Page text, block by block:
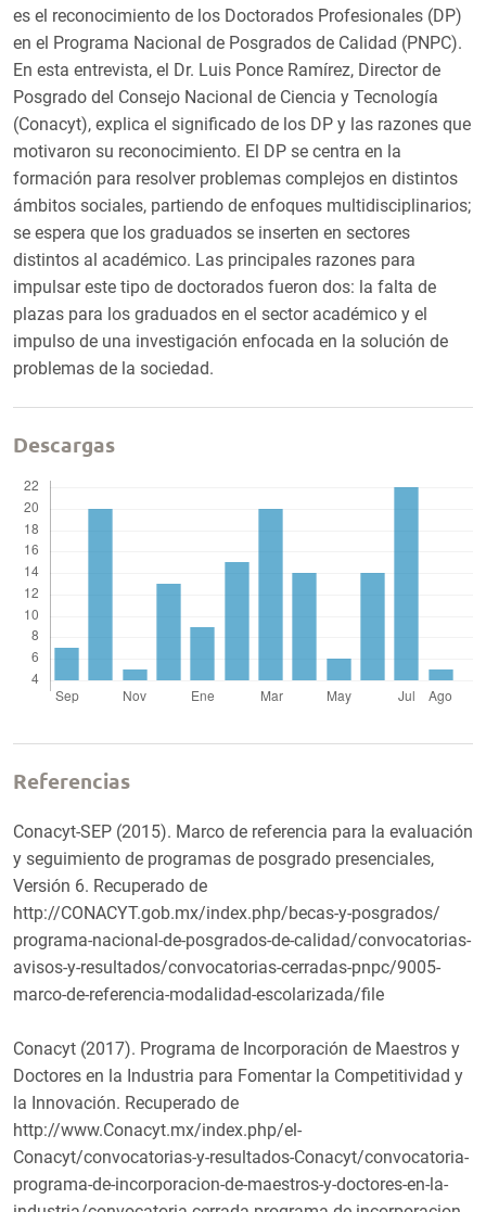
es el reconocimiento de los Doctorados Profesionales (DP)
en el Programa Nacional de Posgrados de Calidad (PNPC).
En esta entrevista, el Dr. Luis Ponce Ramírez, Director de
Posgrado del Consejo Nacional de Ciencia y Tecnología
(Conacyt), explica el significado de los DP y las razones que
motivaron su reconocimiento. El DP se centra en la
formación para resolver problemas complejos en distintos
ámbitos sociales, partiendo de enfoques multidisciplinarios;
se espera que los graduados se inserten en sectores
distintos al académico. Las principales razones para
impulsar este tipo de doctorados fueron dos: la falta de
plazas para los graduados en el sector académico y el
impulso de una investigación enfocada en la solución de
problemas de la sociedad.
Descargas
Referencias
Conacyt-SEP (2015). Marco de referencia para la evaluación
y seguimiento de programas de posgrado presenciales,
Versión 6. Recuperado de
http://CONACYT.gob.mx/index.php/becas-y-posgrados/
programa-nacional-de-posgrados-de-calidad/convocatorias-
avisos-y-resultados/convocatorias-cerradas-pnpc/9005-
marco-de-referencia-modalidad-escolarizada/file
Conacyt (2017). Programa de Incorporación de Maestros y
Doctores en la Industria para Fomentar la Competitividad y
la Innovación. Recuperado de
http://www.Conacyt.mx/index.php/el-
Conacyt/convocatorias-y-resultados-Conacyt/convocatoria-
programa-de-incorporacion-de-maestros-y-doctores-en-la-